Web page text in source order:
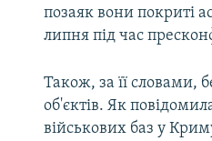
позаяк вони покриті
липня під час
Також, за її словами,
об'єктів. Як
військових баз у